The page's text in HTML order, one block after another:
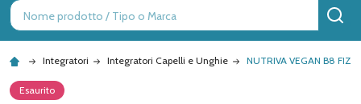
Ricerca
Integratori Integratori Capelli e Unghie NUTRIVA VEGAN B8 FIZZ
Esaurito